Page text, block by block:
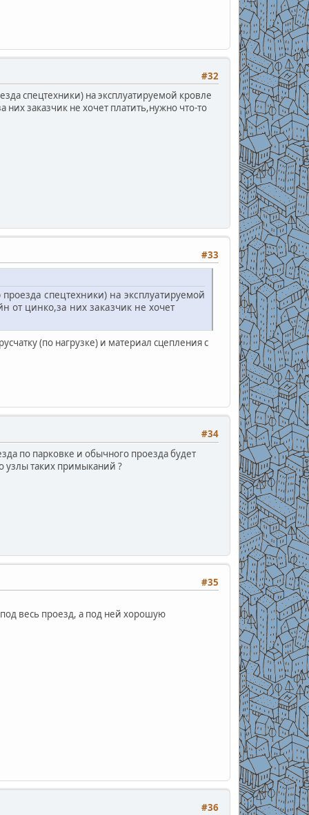
#32
спецтехники) на эксплуатируемой кровле
заказчик не хочет платить,нужно что-то
#33
спецтехники) на эксплуатируемой
от цинко,за них заказчик не хочет
(по нагрузке) и материал сцепления с
#34
по парковке и обычного проезда будет
узлы таких примыканий ?
#35
весь проезд, а под ней хорошую
#36